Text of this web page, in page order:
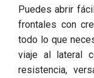
Puedes abrir
frontales con
todo lo que
viaje al lateral
resistencia,